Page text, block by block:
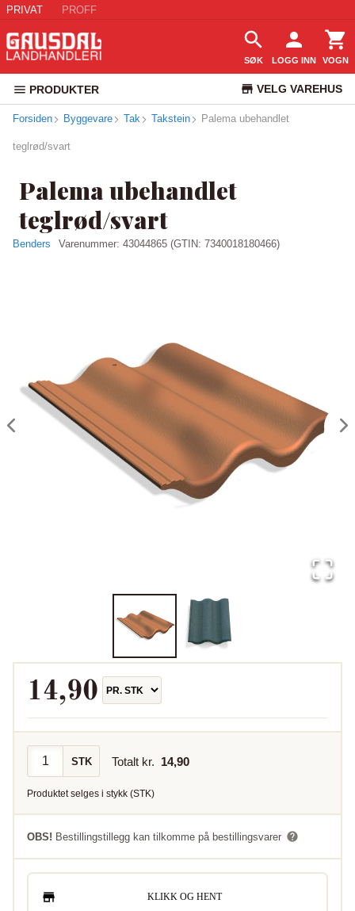
PRIVAT PROFF
SØK LOGG INN VOGN
PRODUKTER VELG VAREHUS
KUNDESERVICE
Forsiden Byggevare Tak Takstein Palema ubehandlet
teglrød/svart
Palema ubehandlet
teglrød/svart
Benders Varenummer: 43044865 (GTIN: 7340018180466)
14,90
STK Totalt kr. 14,90
Produktet selges i stykk (STK)
OBS! Bestillingstillegg kan tilkomme på bestillingsvarer
KLIKK OG HENT